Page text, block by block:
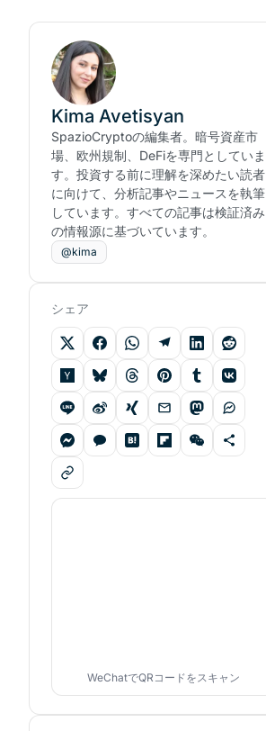
Kima Avetisyan
SpazioCryptoの編集者。暗号資産市
場、欧州規制、DeFiを専門としていま
す。投資する前に理解を深めたい読者
に向けて、分析記事やニュースを執筆
しています。すべての記事は検証済み
の情報源に基づいています。
@kima
シェア
WeChatでQRコードをスキャン